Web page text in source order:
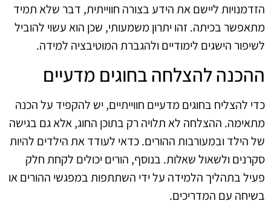
הזדמנויות ליישם את הידע בצורה חווייתית, דבר שלא תמיד
מתאפשר בכיתה. זהו יתרון משמעותי, שכן הוא עשוי להוביל
לשיפור הישגים לימודיים ולהגברת המוטיבציה למידה.
ההכנה להצלחה בחוגים מדעיים
כדי להצליח בחוגים מדעיים חווייתיים, יש להקפיד על הכנה
מתאימה. ההצלחה לא תלויה רק בתוכן החוג, אלא גם בגישה
של הילד ובמעורבות ההורים. כדאי לעודד את הילדים להיות
סקרנים ולשאול שאלות. בנוסף, הורים יכולים לקחת חלק
פעיל בתהליך הלמידה על ידי השתתפות במפגשי ההורים או
בשיחה עם המדריכים.